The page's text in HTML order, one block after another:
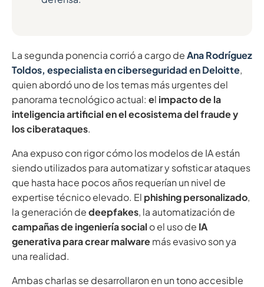
La segunda ponencia corrió a cargo deAna Rodríguez
Toldos, especialista en ciberseguridad en Deloitte,
quien abordó uno de los temas más urgentes del
panorama tecnológico actual: el impacto de la
inteligencia artificial en el ecosistema del fraude y
los ciberataques.
Ana expuso con rigor cómo los modelos de IA están
siendo utilizados para automatizar y sofisticar ataques
que hasta hace pocos años requerían un nivel de
expertise técnico elevado. El phishing personalizado,
la generación dedeepfakes, la automatización de
campañas de ingeniería social o el uso de IA
generativa para crear malwaremás evasivo son ya
una realidad.
Ambas charlas se desarrollaron en un tono accesible